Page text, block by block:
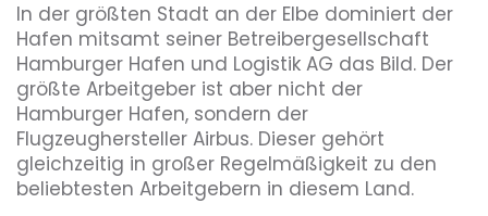
In der größten Stadt an der Elbe dominiert der
Hafen mitsamt seiner Betreibergesellschaft
Hamburger Hafen und Logistik AG das Bild. Der
größte Arbeitgeber ist aber nicht der
Hamburger Hafen, sondern der
Flugzeughersteller Airbus. Dieser gehört
gleichzeitig in großer Regelmäßigkeit zu den
beliebtesten Arbeitgebern in diesem Land.